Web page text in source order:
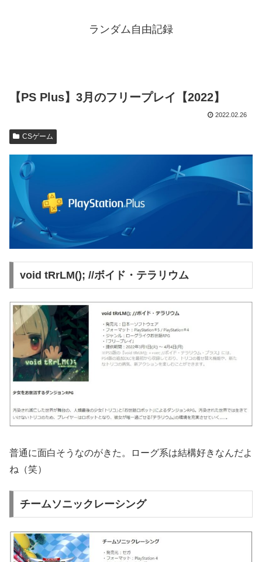
ランダム自由記録
【PS Plus】3月のフリープレイ【2022】
2022.02.26
CSゲーム
void tRrLM(); //ボイド・テラリウム
普通に面白そうなのがきた。ローグ系は結構好きなんだよ
ね（笑）
チームソニックレーシング